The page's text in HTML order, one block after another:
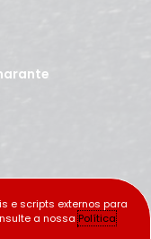
e scripts externos para
a nossaPolítica